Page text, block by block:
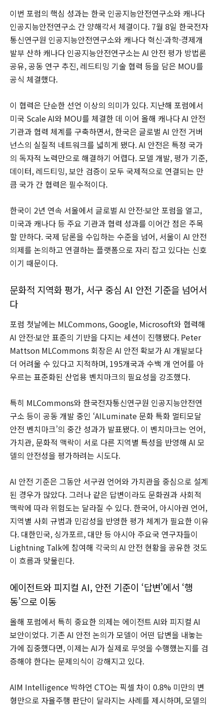
이번 포럼의 핵심 성과는 한국 인공지능안전연구소와 캐나다
인공지능안전연구소 간 양해각서 체결이다. 7월 8일 한국전자
통신연구원 인공지능안전연구소와 캐나다 혁신·과학·경제개
발부 산하 캐나다 인공지능안전연구소는 AI 안전 평가 방법론
공유, 공동 연구 추진, 레드티밍 기술 협력 등을 담은 MOU를
공식 체결했다.
이 협력은 단순한 선언 이상의 의미가 있다. 지난해 포럼에서
미국 Scale AI와 MOU를 체결한 데 이어 올해 캐나다 AI 안전
기관과 협력 체계를 구축하면서, 한국은 글로벌 AI 안전 거버
넌스의 실질적 네트워크를 넓히게 됐다. AI 안전은 특정 국가
의 독자적 노력만으로 해결하기 어렵다. 모델 개발, 평가 기준,
데이터, 레드티밍, 보안 검증이 모두 국제적으로 연결되는 만
큼 국가 간 협력은 필수적이다.
한국이 2년 연속 서울에서 글로벌 AI 안전·보안 포럼을 열고,
미국과 캐나다 등 주요 기관과 협력 성과를 이어간 점은 주목
할 만하다. 국제 담론을 수입하는 수준을 넘어, 서울이 AI 안전
의제를 논의하고 연결하는 플랫폼으로 자리 잡고 있다는 신호
이기 때문이다.
문화적 지역화 평가, 서구 중심 AI 안전 기준을 넘어서
다
포럼 첫날에는 MLCommons, Google, Microsoft와 협력해
AI 안전·보안 표준의 기반을 다지는 세션이 진행됐다. Peter
Mattson MLCommons 회장은 AI 안전 확보가 AI 개발보다
더 어려울 수 있다고 지적하며, 195개국과 수백 개 언어를 아
우르는 표준화된 산업용 벤치마크의 필요성을 강조했다.
특히 MLCommons와 한국전자통신연구원 인공지능안전연
구소 등이 공동 개발 중인 ‘AILuminate 문화 특화 멀티모달
안전 벤치마크’의 중간 성과가 발표됐다. 이 벤치마크는 언어,
가치관, 문화적 맥락이 서로 다른 지역별 특성을 반영해 AI 모
델의 안전성을 평가하려는 시도다.
AI 안전 기준은 그동안 서구권 언어와 가치관을 중심으로 설계
된 경우가 많았다. 그러나 같은 답변이라도 문화권과 사회적
맥락에 따라 위험도는 달라질 수 있다. 한국어, 아시아권 언어,
지역별 사회 규범과 민감성을 반영한 평가 체계가 필요한 이유
다. 대한민국, 싱가포르, 대만 등 아시아 주요국 연구자들이
Lightning Talk에 참여해 각국의 AI 안전 현황을 공유한 것도
이 흐름과 맞물린다.
에이전트와 피지컬 AI, 안전 기준이 ‘답변’에서 ‘행
동’으로 이동
올해 포럼에서 특히 중요한 의제는 에이전트 AI와 피지컬 AI
보안이었다. 기존 AI 안전 논의가 모델이 어떤 답변을 내놓는
가에 집중했다면, 이제는 AI가 실제로 무엇을 수행했는지를 검
증해야 한다는 문제의식이 강해지고 있다.
AIM Intelligence 박하언 CTO는 픽셀 차이 0.8% 미만의 변
형만으로 자율주행 판단이 달라지는 사례를 제시하며, 모델의